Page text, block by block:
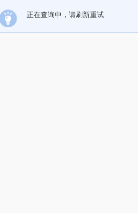
正在查询中，请刷新重试